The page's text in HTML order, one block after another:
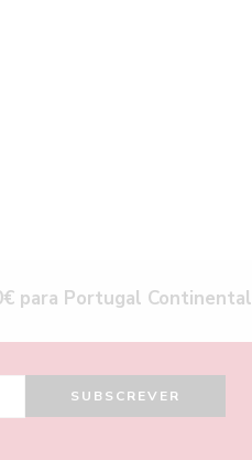
para Portugal Continental